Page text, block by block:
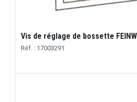
Vis de réglage de bossette
Réf. : 17003291